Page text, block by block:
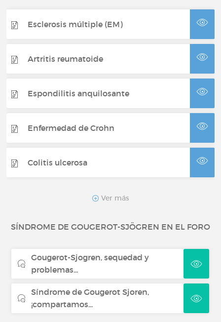
Esclerosis múltiple (EM)
Artritis reumatoide
Espondilitis anquilosante
Enfermedad de Crohn
Colitis ulcerosa
Artritis psoriásica
Psoriasis
Lupus
Miastenia
Ver más
SÍNDROME DE GOUGEROT-SJÖGREN EN EL FORO
Gougerot-Sjogren, sequedad y
problemas...
Síndrome de Gougerot Sjoren,
¡compartamos...